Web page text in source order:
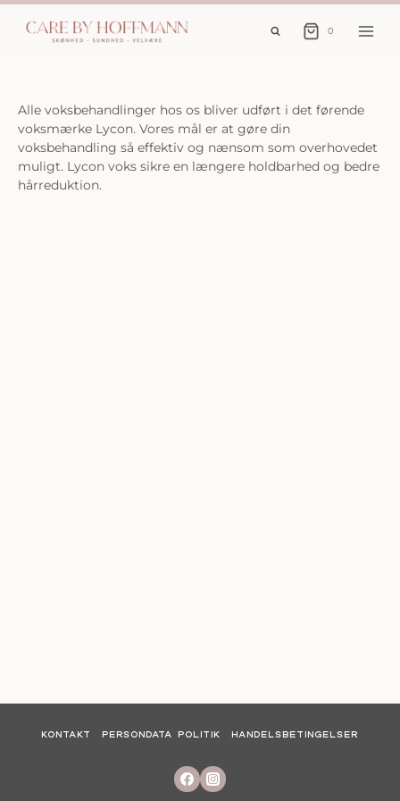
Fortsæt
0
Alle voksbehandlinger hos os bliver udført i det førende
voksmærke Lycon. Vores mål er at gøre din
voksbehandling så effektiv og nænsom som overhovedet
muligt. Lycon voks sikre en længere holdbarhed og bedre
hårreduktion.
KONTAKT PERSONDATA POLITIK HANDELSBETINGELSER